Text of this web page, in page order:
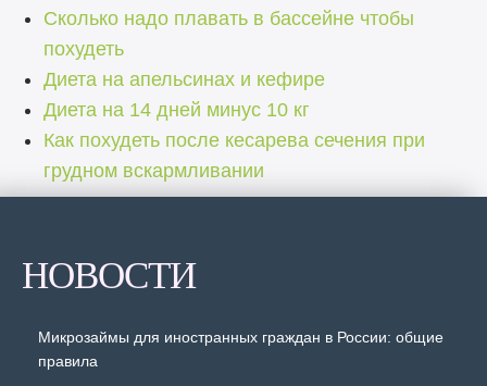
Сколько надо плавать в бассейне чтобы
похудеть
Диета на апельсинах и кефире
Диета на 14 дней минус 10 кг
Как похудеть после кесарева сечения при
грудном вскармливании
НОВОСТИ
Микрозаймы для иностранных граждан в России: общие
правила